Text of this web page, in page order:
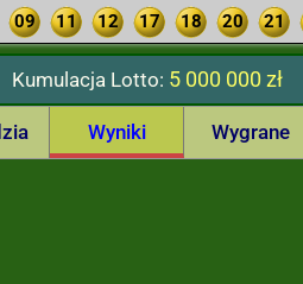
09 11 12 17 18 20 21
Kumulacja Lotto: 5 000 000 zł
Wyniki Wygrane